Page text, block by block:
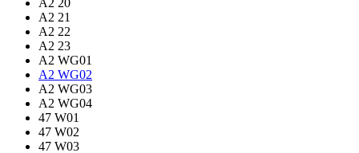
A2 20
A2 21
A2 22
A2 23
A2 WG01
A2 WG02
A2 WG03
A2 WG04
47 W01
47 W02
47 W03